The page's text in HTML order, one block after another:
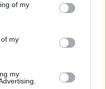
of my
my
my
που συνήθως
έκθεση του
της το «Milan